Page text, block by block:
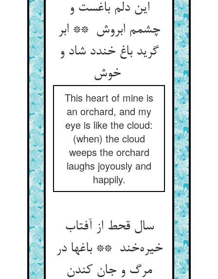
این دلم باغست و
چشمم ابروش ** ابر
گرید باغ خندد شاد و
This heart of mine is
an orchard, and my
eye is like the cloud:
(when) the cloud
weeps the orchard
laughs joyously and
happily.
سال قحط از آفتاب
خیره‌خند ** باغها در
مرگ و جان کندن